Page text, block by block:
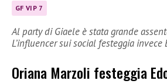
GF VIP 7
Al party di Giaele è stata grande
L’influencer sui social festeggia invece
Oriana Marzoli festeggia